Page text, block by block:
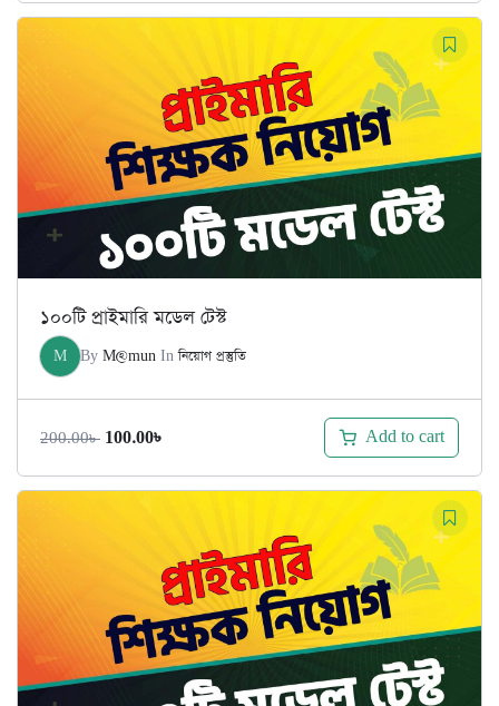
১০০টি প্রাইমারি মডেল টেস্ট
M By M@mun Inনিয়োগ প্রস্তুতি
200.00৳ Original
was:
100.00৳
is:
Add to cart